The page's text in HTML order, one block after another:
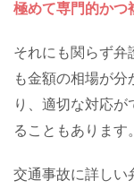
極めて専門的かつ
それにも関らず弁
も金額の相場が分
り、適切な対応
ることもあります。
交通事故に詳しい